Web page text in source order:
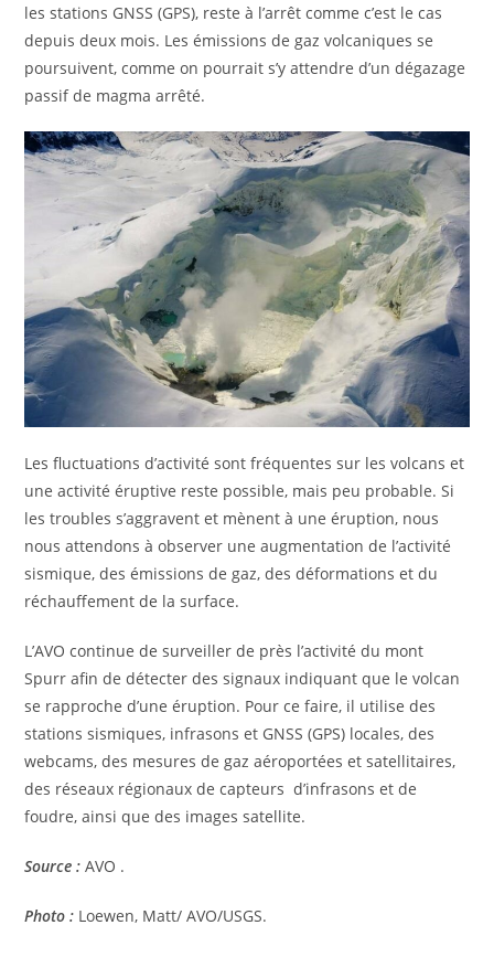
les stations GNSS (GPS), reste à l’arrêt comme c’est le cas
depuis deux mois. Les émissions de gaz volcaniques se
poursuivent, comme on pourrait s’y attendre d’un dégazage
passif de magma arrêté.
Les fluctuations d’activité sont fréquentes sur les volcans et
une activité éruptive reste possible, mais peu probable. Si
les troubles s’aggravent et mènent à une éruption, nous
nous attendons à observer une augmentation de l’activité
sismique, des émissions de gaz, des déformations et du
réchauffement de la surface.
L’AVO continue de surveiller de près l’activité du mont
Spurr afin de détecter des signaux indiquant que le volcan
se rapproche d’une éruption. Pour ce faire, il utilise des
stations sismiques, infrasons et GNSS (GPS) locales, des
webcams, des mesures de gaz aéroportées et satellitaires,
des réseaux régionaux de capteurs d’infrasons et de
foudre, ainsi que des images satellite.
Source : AVO .
Photo : Loewen, Matt/ AVO/USGS.